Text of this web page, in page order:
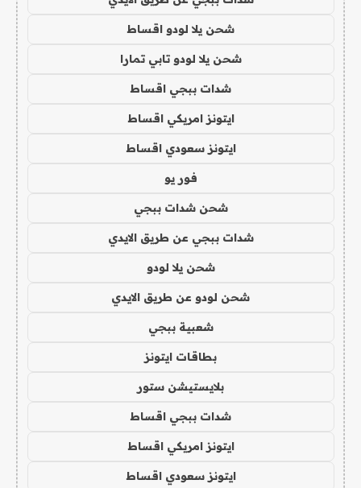
شحن يلا لودو اقساط
شحن يلا لودو تابي تمارا
شدات ببجي اقساط
ايتونز امريكي اقساط
ايتونز سعودي اقساط
فور يو
شحن شدات ببجي
شدات ببجي عن طريق الايدي
شحن يلا لودو
شحن لودو عن طريق الايدي
شعبية ببجي
بطاقات ايتونز
بلايستيشن ستور
شدات ببجي اقساط
ايتونز امريكي اقساط
ايتونز سعودي اقساط